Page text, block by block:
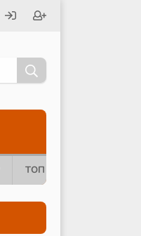
ТОП 10